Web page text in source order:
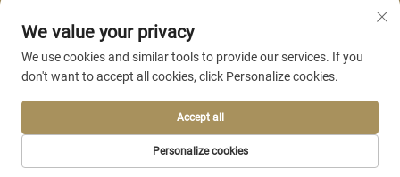
hawl. -
We value your privacy
We use cookies and similar tools to provide our services. If you
don't want to accept all cookies, click Personalize cookies.
Personalize cookies
Accept all